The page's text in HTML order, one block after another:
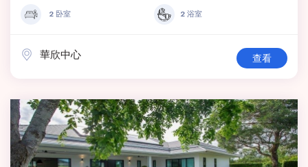
2 卧室 2 浴室
華欣中心 查看